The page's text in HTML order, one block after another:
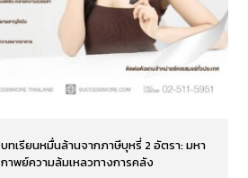
บทเรียนหมื่นล้านจากภาษีบุหรี่ 2 อัตรา: มหา
กาพย์ความล้มเหลวทางการคลัง